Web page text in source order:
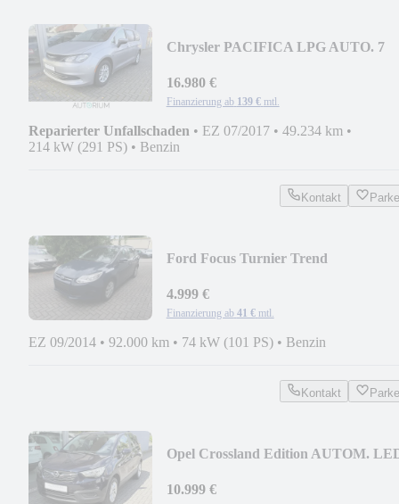
Chrysler PACIFICA LPG AUTO. 7
16.980 €
Finanzierung ab 139 € mtl.
Reparierter Unfallschaden • EZ 07/2017 • 49.234 km •
214 kW (291 PS) • Benzin
Kontakt
Ford Focus Turnier Trend
4.999 €
Finanzierung ab 41 € mtl.
EZ 09/2014 • 92.000 km • 74 kW (101 PS) • Benzin
Kontakt
Opel Crossland Edition AUTOM.
10.999 €